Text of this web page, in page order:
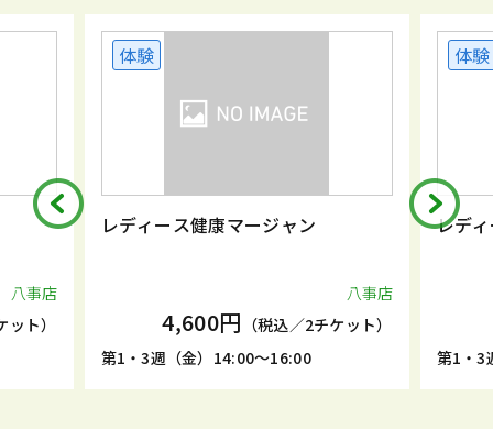
八事店
ト）
体験
レディース健康マージャン
八事店
4,600円 （税込／2チケット）
第1・3週（金）14:00～16:00
体験
レデ
第1・3